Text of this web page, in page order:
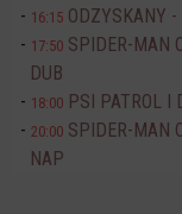
16:15 ODZYSKANY -
17:50 SPIDER-MAN
DUB
18:00 PSI PATROL I
20:00 SPIDER-MAN
NAP